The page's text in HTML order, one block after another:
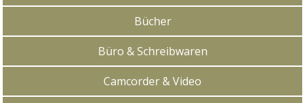
Bücher
Büro & Schreibwaren
Camcorder & Video